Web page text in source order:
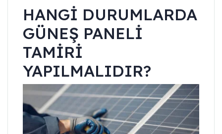
HANGI DURUMLARDA
GÜNEŞ PANELI
TAMIRI
YAPILMALIDIR?